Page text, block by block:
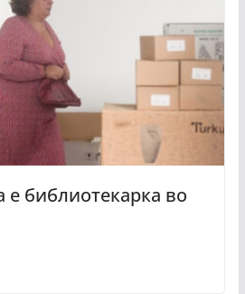
е библиотекарка во